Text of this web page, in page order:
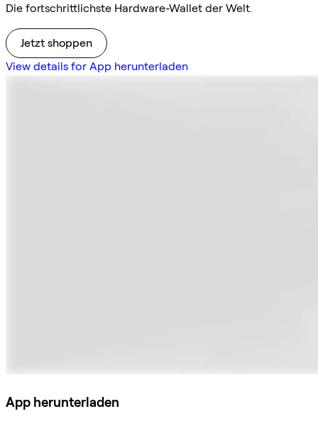
Die fortschrittlichste Hardware-Wallet der Welt.
Jetzt shoppen
View details for App herunterladen
App herunterladen